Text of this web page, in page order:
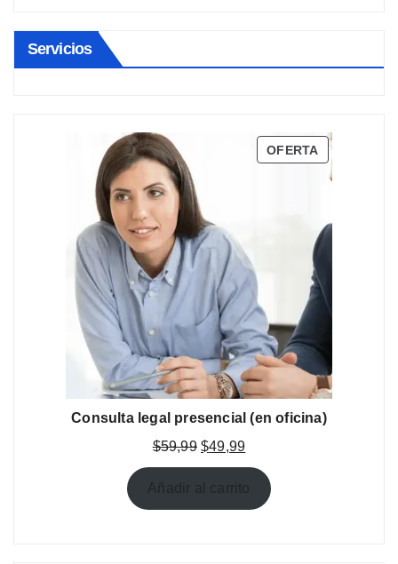
Servicios
OFERTA PRODUCTO
EN
Consulta legal presencial (en oficina)
$59,99 El
precio
original
$49,99El
precio
actual
es:
Añadir al carrito